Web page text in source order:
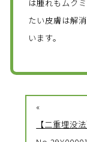
は腫れもムク
たい皮膚は解
います。
«
【二重埋没